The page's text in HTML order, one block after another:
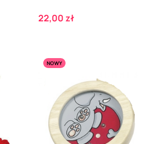
Cena
22,00 zł
NOWY